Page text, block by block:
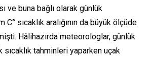
ve buna bağlı olarak günlük
sıcaklık aralığının da büyük ölçüde
Hâlihazırda meteorologlar, günlük
tahminleri yaparken uçak